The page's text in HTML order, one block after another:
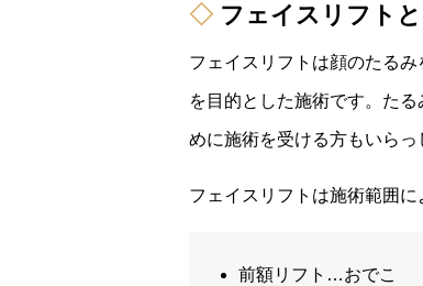
フェイスリフトと
フェイスリフトは顔のたる
を目的とした施術です。た
めに施術を受ける方もいらっ
フェイスリフトは施術範囲に
前額リフト…おでこ